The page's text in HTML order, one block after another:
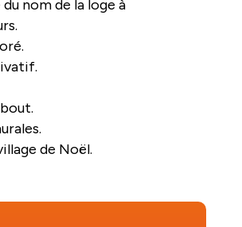
nom de la loge à
de Noël.